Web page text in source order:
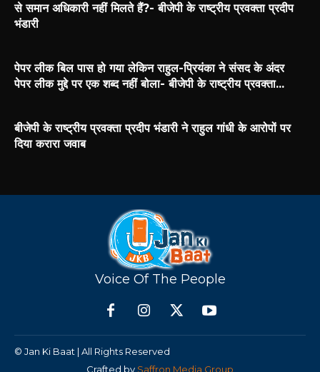
से समान अधिकारी नहीं मिलते हैं?- बीजेपी के राष्ट्रीय प्रवक्ता प्रदीप
भंडारी
पेपर लीक बिल पास हो गया लेकिन राहुल-प्रियंका ने संसद के अंदर
पेपर लीक मुद्दे पर एक शब्द नहीं बोला- बीजेपी के राष्ट्रीय प्रवक्ता...
बीजेपी के राष्ट्रीय प्रवक्ता प्रदीप भंडारी ने राहुल गांधी के आरोपों पर
दिया करारा जवाब
Voice Of The People
© Jan Ki Baat | All Rights Reserved
Crafted by Saffron Media Group